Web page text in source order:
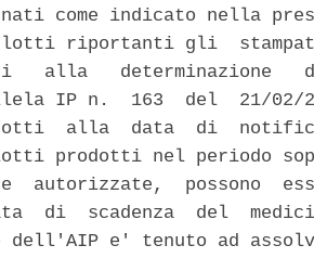
come indicato nella
riportanti gli  stampati
alla   determinazione
IP n.  163  del  21/02/
alla  data  di
prodotti nel periodo
autorizzate,  possono
di  scadenza  del
e' tenuto ad